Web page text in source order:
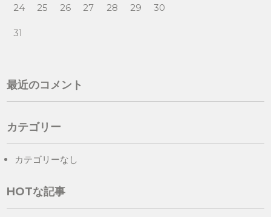
24 25 26 27 28 29 30
31
最近のコメント
カテゴリー
カテゴリーなし
HOTな記事